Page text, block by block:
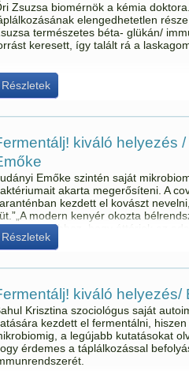
Zsuzsa biomérnök a kémia
elengedhetetlen
természetes béta- glükán/
keresett, így talált rá a
Részletek
kiváló helyezés
Emőke szintén saját
akarta megerősíteni. A
kezdett el kovászt
modern kenyér okozta
ahhoz, hogy áttérjek az
rozskovásszal készült kenyér
magokkal dúsítok.
Részletek
kiváló helyezés/
Krisztina szociológus saját
kezdett el fermentálni, hiszen
a legújabb kutatásokat
érdemes a táplálkozással